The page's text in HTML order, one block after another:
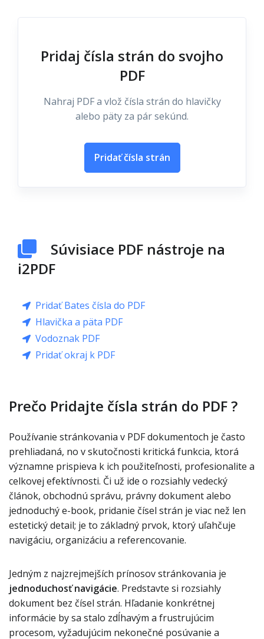
Pridaj čísla strán do svojho
PDF
Nahraj PDF a vlož čísla strán do hlavičky
alebo päty za pár sekúnd.
Pridať čísla strán
Súvisiace PDF nástroje na
i2PDF
Pridať Bates čísla do PDF
Hlavička a päta PDF
Vodoznak PDF
Pridať okraj k PDF
Prečo Pridajte čísla strán do PDF ?
Používanie stránkovania v PDF dokumentoch je často
prehliadaná, no v skutočnosti kritická funkcia, ktorá
významne prispieva k ich použiteľnosti, profesionalite a
celkovej efektívnosti. Či už ide o rozsiahly vedecký
článok, obchodnú správu, právny dokument alebo
jednoduchý e-book, pridanie čísel strán je viac než len
estetický detail; je to základný prvok, ktorý uľahčuje
navigáciu, organizáciu a referencovanie.
Jedným z najzrejmejších prínosov stránkovania je
jednoduchosť navigácie. Predstavte si rozsiahly
dokument bez čísel strán. Hľadanie konkrétnej
informácie by sa stalo zdĺhavým a frustrujúcim
procesom, vyžadujúcim nekonečné posúvanie a